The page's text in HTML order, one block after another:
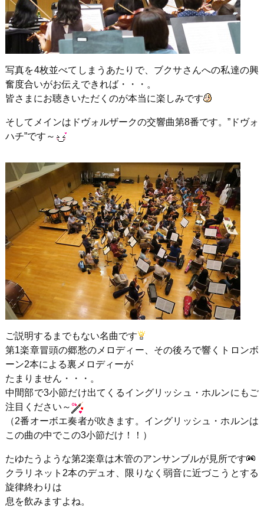
写真を4枚並べてしまうあたりで、ブクサさんへの私達の興
奮度合いがお伝えできれば・・・。
皆さまにお聴きいただくのが本当に楽しみです
そしてメインはドヴォルザークの交響曲第8番です。”ドヴォ
ハチ”です～
ご説明するまでもない名曲です
第1楽章冒頭の郷愁のメロディー、その後ろで響くトロンボ
ーン2本による裏メロディーが
たまりません・・・。
中間部で3小節だけ出てくるイングリッシュ・ホルンにもご
注目ください～
（2番オーボエ奏者が吹きます。イングリッシュ・ホルンは
この曲の中でこの3小節だけ！！）
たゆたうような第2楽章は木管のアンサンブルが見所です
クラリネット2本のデュオ、限りなく弱音に近づこうとする
旋律終わりは
息を飲みますよね。